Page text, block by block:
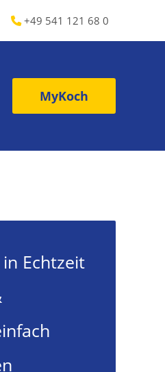
+49 541 121 68 0
MyKoch
Echtzeit